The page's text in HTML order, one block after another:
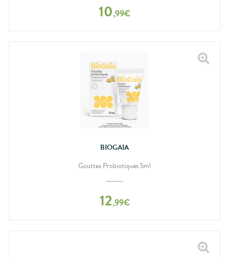
10,99€
BIOGAIA
Gouttes Probiotiques 5ml
12,99€